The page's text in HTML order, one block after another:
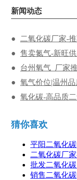
新闻动态
二氧化碳厂家-
售卖氮气-新旺
台州氧气_厂家
氧气价位|温州
氧化碳-高品质
猜你喜欢
平阳二氧化
二氧化碳厂
批发二氧化
销售二氧化